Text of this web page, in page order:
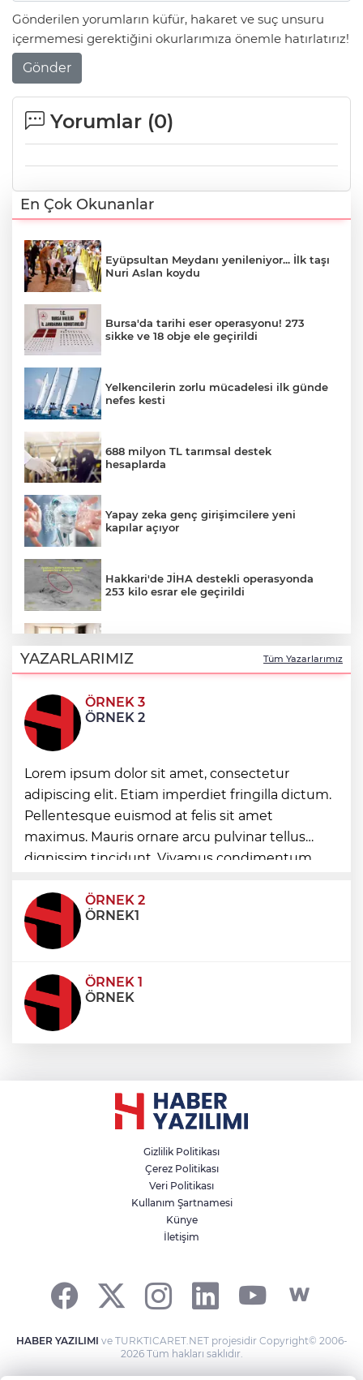
Gönderilen yorumların küfür, hakaret ve suç unsuru
içermemesi gerektiğini okurlarımıza önemle hatırlatırız!
Gönder
Yorumlar (0)
En Çok Okunanlar
Eyüpsultan Meydanı yenileniyor... İlk taşı
Nuri Aslan koydu
Bursa'da tarihi eser operasyonu! 273
sikke ve 18 obje ele geçirildi
Yelkencilerin zorlu mücadelesi ilk günde
nefes kesti
688 milyon TL tarımsal destek
hesaplarda
Yapay zeka genç girişimcilere yeni
kapılar açıyor
Hakkari'de JİHA destekli operasyonda
253 kilo esrar ele geçirildi
nezaket ziyareti
İstanbul Maltepe’de çocuklar kitapların
renkli dünyasında
Edirne Keşan’dan Elazığ'a gönül köprüsü
Bursa Tabip Odası: Hekimlik 5 dakikaya
sığmaz
YAZARLARIMIZ Tüm Yazarlarımız
ÖRNEK 3
ÖRNEK 2
Lorem ipsum dolor sit amet, consectetur
adipiscing elit. Etiam imperdiet fringilla dictum.
Pellentesque euismod at felis sit amet
maximus. Mauris ornare arcu pulvinar tellus
dignissim tincidunt. Vivamus condimentum
condimentum eros et, faucibus sapien. Praese
ÖRNEK 2
ÖRNEK1
ÖRNEK 1
ÖRNEK
Gizlilik Politikası
Çerez Politikası
Veri Politikası
Kullanım Şartnamesi
Künye
İletişim
HABER YAZILIMI ve TURKTICARET.NET projesidir Copyright© 2006-
2026 Tüm hakları saklıdır.